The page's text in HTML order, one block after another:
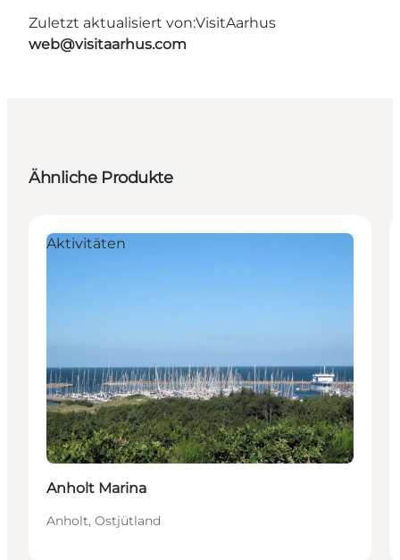
Zuletzt aktualisiert von:VisitAarhus
web@visitaarhus.com
Ähnliche Produkte
Aktivitäten
Anholt Marina
Anholt, Ostjütland